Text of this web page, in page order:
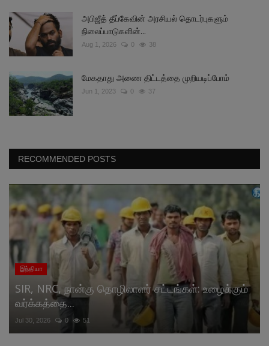
அபிஜீத் தீப்கேவின் அரசியல் தொடர்புகளும்
நிலைப்பாடுகளின்...
Aug 1, 2026 0 38
மேகதாது அணை திட்டத்தை முறியடிப்போம்
Jun 1, 2023 0 37
RECOMMENDED POSTS
இந்தியா
SIR, NRC, நான்கு தொழிலாளர் சட்டங்கள்: உழைக்கும்
வர்க்கத்தை...
Jul 30, 2026 0 51